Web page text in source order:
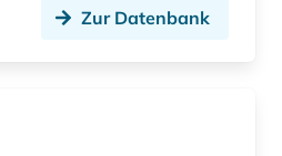
Zur Datenbank